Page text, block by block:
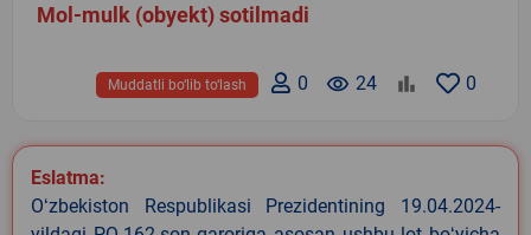
Mol-mulk (obyekt) sotilmadi
0
remove_red_eye 24
0
Muddatli bo‘lib to‘lash
Eslatma:
Oʻzbekiston Respublikasi Prezidentining 19.04.2024-